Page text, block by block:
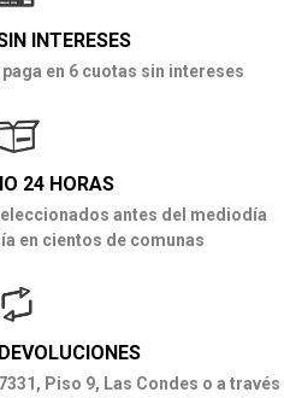
INTERESES
en 6 cuotas sin intereses
24 HORAS
antes del mediodía
en cientos de comunas
Piso 9, Las Condes o a través